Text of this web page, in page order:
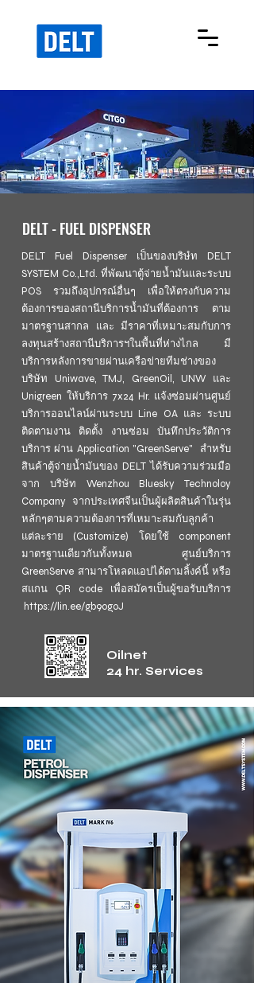
DELT - FUEL DISPENSER
DELT Fuel Dispenser เป็นของบริษํท DELT
SYSTEM Co.,Ltd. ที่พัฒนาตู้จ่ายน้ำมันและระบบ
POS รวมถึงอุปกรณ์อื่นๆ เพื่อให้ตรงกับความ
ต้องการของสถานีบริการน้ำมันที่ต้องการ ตาม
มาตรฐานสากล และ มีราคาที่เหมาะสมกับการ
ลงทุนสร้างสถานีบริการฯในพื้นที่ห่างไกล มี
บริการหลังการขายผ่านเครือข่ายทีมช่างของ
บริษัท Uniwave, TMJ, GreenOil, UNW และ
Unigreen ให้บริการ 7x24 Hr. แจ้งซ่อมผ่านศูนย์
บริการออนไลน์ผ่านระบบ Line OA และ ระบบ
ติดตามงาน ติดตั้ง งานซ่อม บันทึกประวัติการ
บริการ ผ่าน Application "GreenServe" ​ สำหรับ
สินค้าตู้จ่ายน้ำมันของ DELT ได้รับความร่วมมือ
จาก บริษัท Wenzhou Bluesky Technoloy
Company จากประเทศจีนเป็นผู้ผลิตสินค้าในรุ่น
หลักๆตามความต้องการที่เหมาะสมกับลูกค้า
แต่ละราย (Customize) โดยใช้ component
มาตรฐานเดียวกันทั้งหมด ​ ศูนย์บริการ
GreenServe สามารโหลดแอปได้ตามลิ้งค์นี้ หรือ
สแกน QR code เพื่อสมัครเป็นผู้ขอรับบริการ
https://lin.ee/gb9ogoJ
Oilnet
24 hr. Services